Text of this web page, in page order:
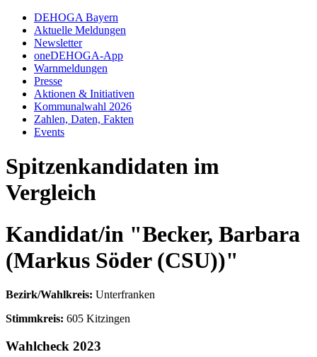
DEHOGA Bayern
Aktuelle Meldungen
Newsletter
oneDEHOGA-App
Warnmeldungen
Presse
Aktionen & Initiativen
Kommunalwahl 2026
Zahlen, Daten, Fakten
Events
Spitzenkandidaten im
Vergleich
Kandidat/in "Becker, Barbara
(Markus Söder (CSU))"
Bezirk/Wahlkreis: Unterfranken
Stimmkreis: 605 Kitzingen
Wahlcheck 2023